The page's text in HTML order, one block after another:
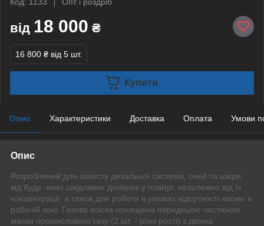
від 18 000 ₴
16 800 ₴ від 5 шт.
Купити
Опис Характеристики Доставка Оплата Умови
Опис
Розроблений для захисту дихальної системи, очей та шкіри
від будь -яких шкідливих домішок у повітрі, незалежно від їх
концентрації, а також для роботи в умовах відсутності кисню в
робочій зоні. Газова маска оснащена передньою частиною
маски промислового газу (2 шт. - різні рості) з двома